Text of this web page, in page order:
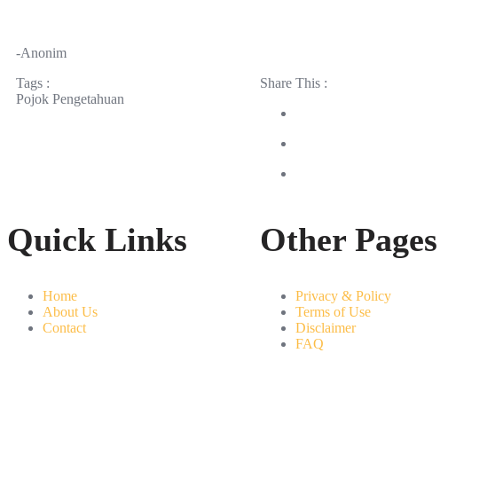
-Anonim
Tags :
Pojok Pengetahuan
Share This :
Quick Links
Home
About Us
Contact
Other Pages
Privacy & Policy
Terms of Use
Disclaimer
FAQ